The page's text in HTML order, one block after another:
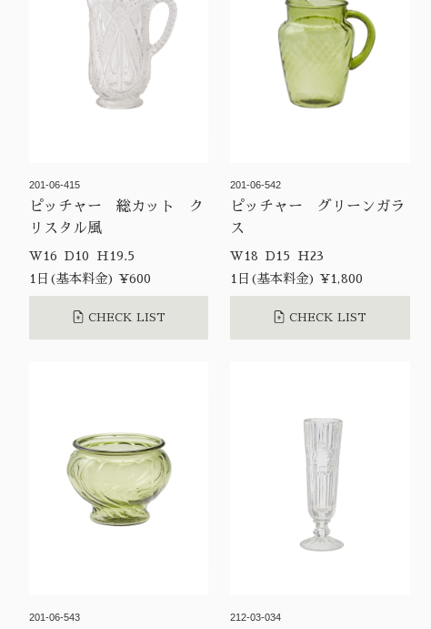
201-06-415
ピッチャー 総カット ク
リスタル風
W16 D10 H19.5
1日(基本料金) ¥600
CHECK LIST
201-06-542
ピッチャー グリーンガラ
ス
W18 D15 H23
1日(基本料金) ¥1,800
CHECK LIST
201-06-543 212-03-034